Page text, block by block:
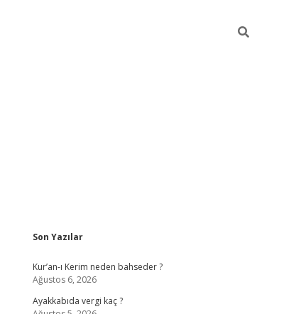
Sidebar
Son Yazılar
Kur’an-ı Kerim neden bahseder ?
Ağustos 6, 2026
Ayakkabıda vergi kaç ?
hiltonbetilbet giriş yap